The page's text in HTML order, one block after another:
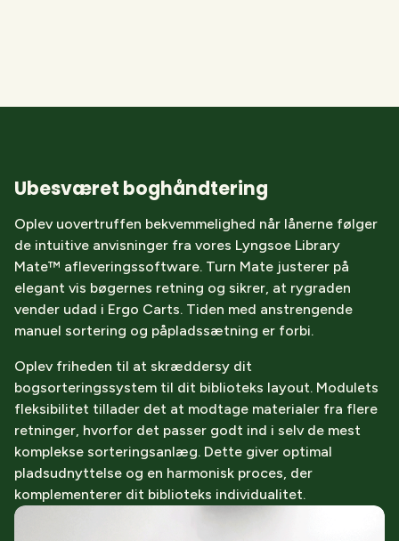
Ubesværet boghåndtering
Oplev uovertruffen bekvemmelighed når lånerne følger
de intuitive anvisninger fra vores Lyngsoe Library
Mate™ afleveringssoftware. Turn Mate justerer på
elegant vis bøgernes retning og sikrer, at rygraden
vender udad i Ergo Carts. Tiden med anstrengende
manuel sortering og påpladssætning er forbi.
Oplev friheden til at skræddersy dit
bogsorteringssystem til dit biblioteks layout. Modulets
fleksibilitet tillader det at modtage materialer fra flere
retninger, hvorfor det passer godt ind i selv de mest
komplekse sorteringsanlæg. Dette giver optimal
pladsudnyttelse og en harmonisk proces, der
komplementerer dit biblioteks individualitet.